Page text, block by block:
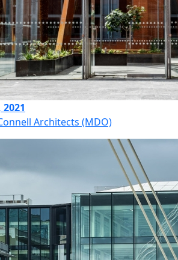
Architects (MDO)